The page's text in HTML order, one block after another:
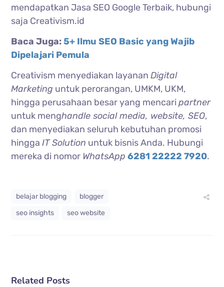
mendapatkan Jasa SEO Google Terbaik, hubungi
saja Creativism.id
Baca Juga:5+ Ilmu SEO Basic yang Wajib
Dipelajari Pemula
Creativism menyediakan layananDigital
Marketing untuk perorangan, UMKM, UKM,
hingga perusahaan besar yang mencaripartner
untuk menghandle social media, website, SEO,
dan menyediakan seluruh kebutuhan promosi
hinggaIT Solution untuk bisnis Anda. Hubungi
mereka di nomor WhatsApp 6281 22222 7920.
belajar blogging
blogger
seo insights
seo website
Related Posts